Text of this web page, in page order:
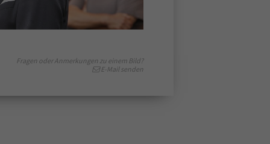
Fragen oder Anmerkungen zu einem Bild?
E-Mail senden